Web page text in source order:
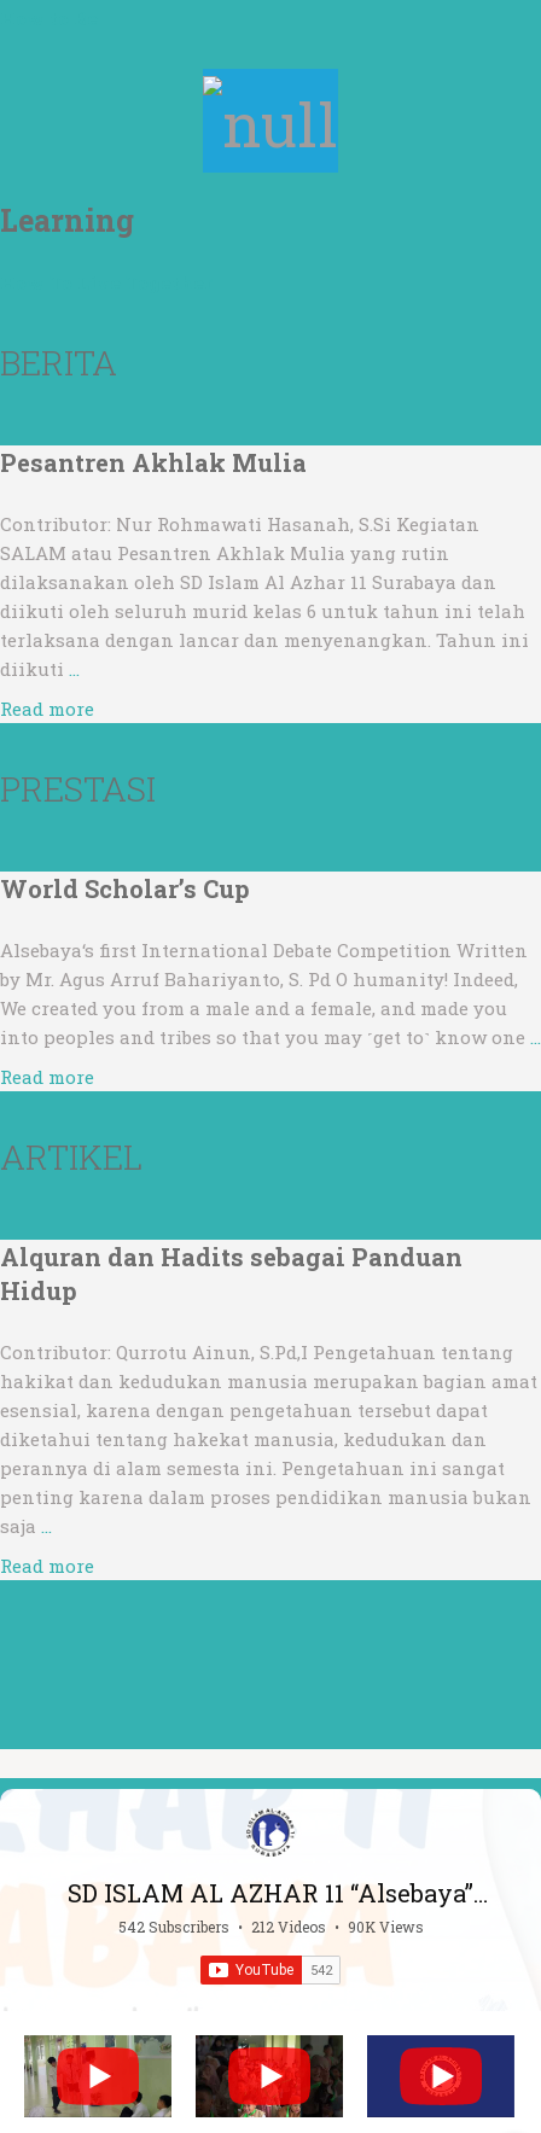
Learning
BERITA
Pesantren Akhlak Mulia
Contributor: Nur Rohmawati Hasanah, S.Si Kegiatan
SALAM atau Pesantren Akhlak Mulia yang rutin
dilaksanakan oleh SD Islam Al Azhar 11 Surabaya dan
diikuti oleh seluruh murid kelas 6 untuk tahun ini telah
terlaksana dengan lancar dan menyenangkan. Tahun ini
diikuti
Read more
PRESTASI
World Scholar’s Cup
Alsebaya‘s first International Debate Competition Written
by Mr. Agus Arruf Bahariyanto, S. Pd O humanity! Indeed,
We created you from a male and a female, and made you
into peoples and tribes so that you may ˹get to˺ know one
Read more
ARTIKEL
Alquran dan Hadits sebagai Panduan
Hidup
Contributor: Qurrotu Ainun, S.Pd,I Pengetahuan tentang
hakikat dan kedudukan manusia merupakan bagian amat
esensial, karena dengan pengetahuan tersebut dapat
diketahui tentang hakekat manusia, kedudukan dan
perannya di alam semesta ini. Pengetahuan ini sangat
penting karena dalam proses pendidikan manusia bukan
saja
Read more
SD ISLAM AL AZHAR 11 “Alsebaya”
Surabaya
542 Subscribers • 212 Videos • 90K Views